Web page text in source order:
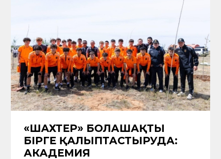
«ШАХТЕР» БОЛАШАҚТЫ
БІРГЕ ҚАЛЫПТАСТЫРУДА:
АКАДЕМИЯ